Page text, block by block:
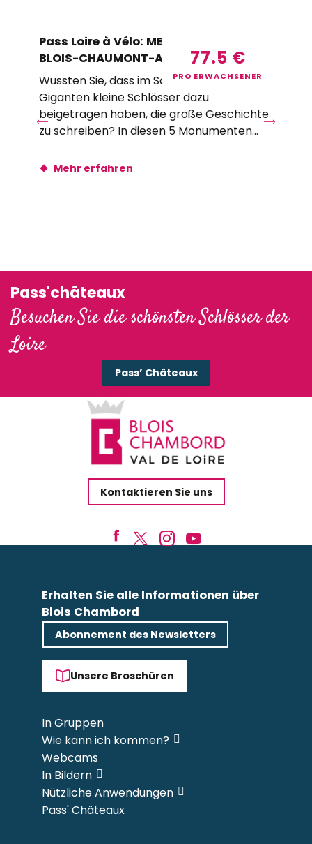
77.5 €
PRO ERWACHSENER
Pass Loire à Vélo: MEUNG-BEAUGENCY-
BLOIS-CHAUMONT-AMBOISE – DE
Wussten Sie, dass im Schatten der
Giganten kleine Schlösser dazu
beigetragen haben, die große Geschichte
zu schreiben? In diesen 5 Monumenten
Mehr erfahren
Pass'châteaux
Besuchen Sie die schönsten Schlösser der
Loire
Pass’ Châteaux
Kontaktieren Sie uns
Erhalten Sie alle Informationen über
Blois Chambord
Abonnement des Newsletters
Unsere Broschüren
In Gruppen
Wie kann ich kommen?
Webcams
In Bildern
Nützliche Anwendungen
Pass' Châteaux